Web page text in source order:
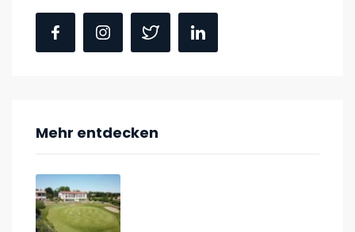
Mehr entdecken